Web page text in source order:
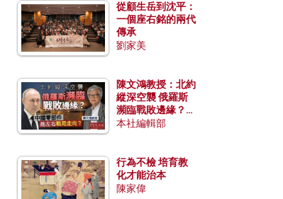
從顧生岳到沈平：
一個座右銘的兩代
傳承
劉家美
陳文鴻教授：北約
縱深空襲 俄羅斯
瀕臨戰敗邊緣？中
國零部件能左右戰
本社編輯部
行為不檢 培育教
化才能治本
陳家偉